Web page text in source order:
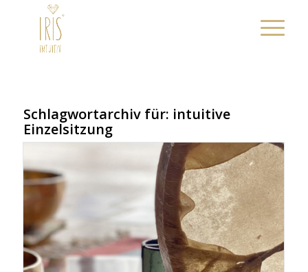
Schlagwortarchiv für: intuitive
Einzelsitzung